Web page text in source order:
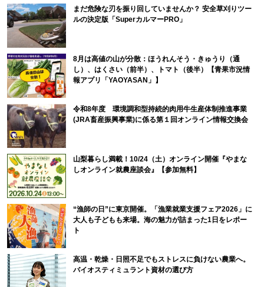
まだ危険な刃を振り回していませんか？ 安全草刈りツー
ルの決定版「SuperカルマーPRO」
8月は高値の山が分散：ほうれんそう・きゅうり（通
し）、はくさい（前半）、トマト（後半）【青果市況情
報アプリ「YAOYASAN」】
令和8年度 環境調和型持続的肉用牛生産体制推進事業
(JRA畜産振興事業)に係る第１回オンライン情報交換会
山梨暮らし満載！10/24（土）オンライン開催『やまな
しオンライン就農座談会』【参加無料】
“漁師の日”に東京開催。「漁業就業支援フェア2026」に
大人も子どもも来場。海の魅力が詰まった1日をレポー
ト
高温・乾燥・日照不足でもストレスに負けない農業へ。
バイオスティミュラント資材の選び方